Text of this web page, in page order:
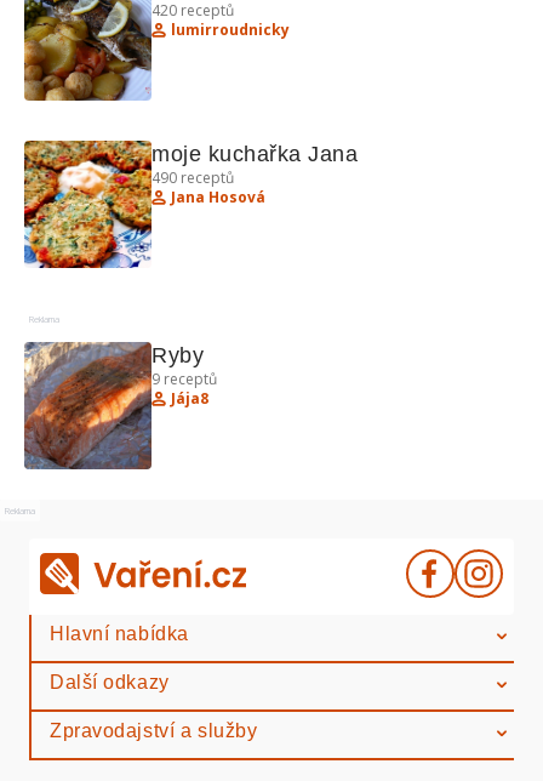
420 receptů
lumirroudnicky
moje kuchařka Jana
490 receptů
Jana Hosová
Reklama
Ryby
9 receptů
Jája8
Reklama
Hlavní nabídka
Další odkazy
Zpravodajství a služby